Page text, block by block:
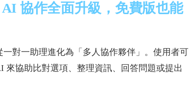
協作全面升級，免費版也能
對一助理進化為「多人協作夥伴」。使用者可
來協助比對選項、整理資訊、回答問題或提出